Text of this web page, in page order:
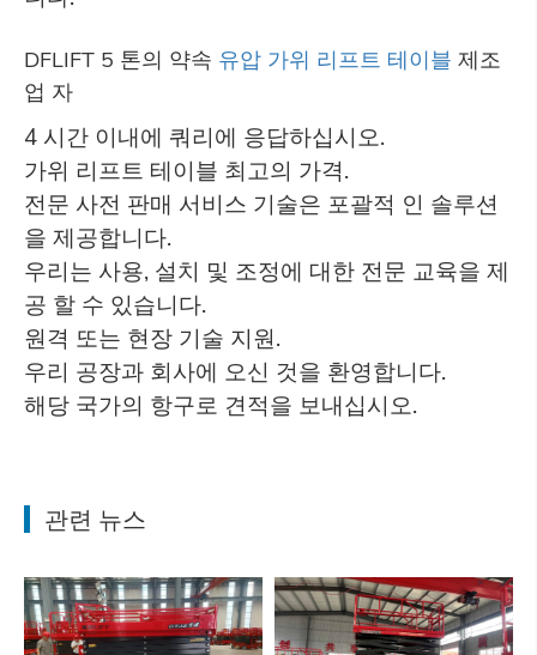
DFLIFT 5 톤의 약속 유압 가위 리프트 테이블 제조
업 자
4 시간 이내에 쿼리에 응답하십시오.
가위 리프트 테이블 최고의 가격.
전문 사전 판매 서비스 기술은 포괄적 인 솔루션
을 제공합니다.
우리는 사용, 설치 및 조정에 대한 전문 교육을 제
공 할 수 있습니다.
원격 또는 현장 기술 지원.
우리 공장과 회사에 오신 것을 환영합니다.
해당 국가의 항구로 견적을 보내십시오.
관련 뉴스